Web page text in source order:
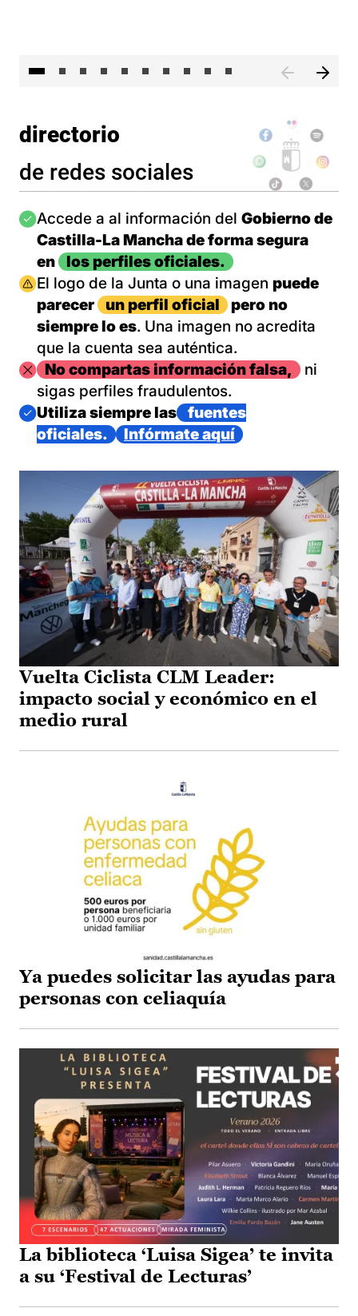
directorio
de redes sociales
Imagen
Accede a al información del Gobierno de
Castilla-La Mancha de forma segura
en
los perfiles oficiales.
Imagen
El logo de la Junta o una imagen puede
parecer
un perfil oficial
pero no
siempre lo es. Una imagen no acredita
que la cuenta sea auténtica.
ImagenNo compartas información falsa,
ni
sigas perfiles fraudulentos.
Imagen
Utiliza siempre las
fuentes
oficiales.
Infórmate aquí
Vuelta Ciclista CLM Leader:
impacto social y económico en el
medio rural
Ya puedes solicitar las ayudas para
personas con celiaquía
La biblioteca ‘Luisa Sigea’ te invita
a su ‘Festival de Lecturas’